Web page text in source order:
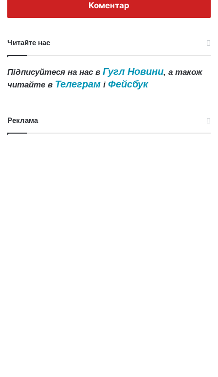
Коментар
Читайте нас
Підписуйтеся на нас в Гугл Новини, а також
читайте в Телеграм і Фейсбук
Реклама